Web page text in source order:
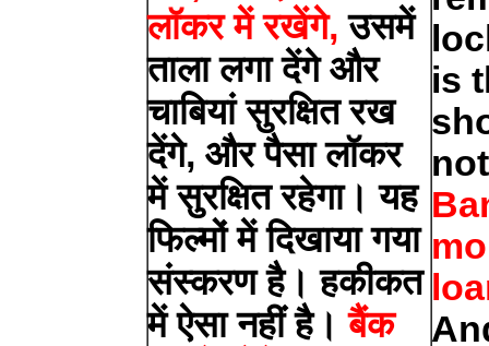
लॉकर में रखेंगे, उसमें
ताला लगा देंगे और
चाबियां सुरक्षित रख
देंगे, और पैसा लॉकर
में सुरक्षित रहेगा। यह
फिल्मों में दिखाया गया
संस्करण है। हकीकत
में ऐसा नहीं है।बैंक
is